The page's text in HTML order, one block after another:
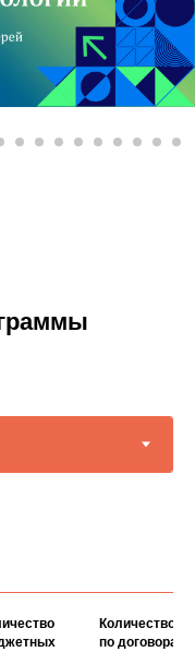
Количество
по договорам